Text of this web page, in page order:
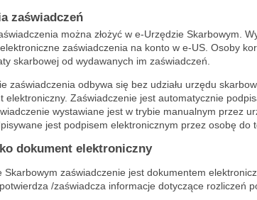
zaświadczeń
można złożyć w e-Urzędzie Skarbowym.
zaświadczenia na konto w e-US. Osoby
skarbowej od wydawanych im zaświadczeń.
zaświadczenia odbywa się bez udziału urzędu
elektroniczny. Zaświadczenie jest automatycznie
wystawiane jest w trybie manualnym przez
jest podpisem elektronicznym przez osobę do
dokument elektroniczny
Skarbowym zaświadczenie jest dokumentem
/zaświadcza informacje dotyczące rozliczeń